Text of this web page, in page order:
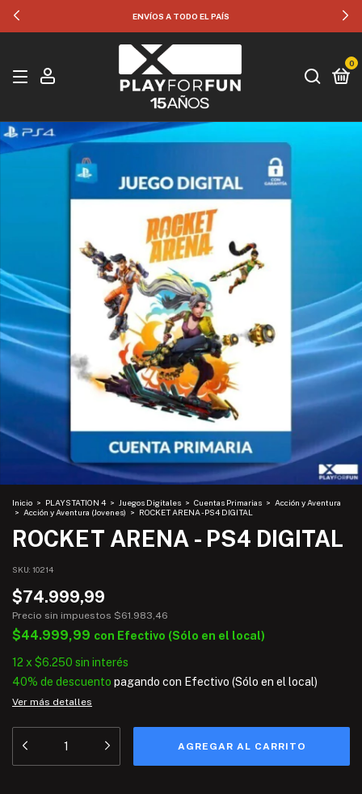
ENVÍOS A TODO EL PAÍS
0
Inicio > PLAYSTATION 4 > Juegos Digitales > Cuentas Primarias > Acción y Aventura
> Acción y Aventura (Jovenes) > ROCKET ARENA - PS4 DIGITAL
ROCKET ARENA - PS4 DIGITAL
SKU: 10214
$74.999,99
Precio sin impuestos $61.983,46
$44.999,99 con Efectivo (Sólo en el local)
12 x $6.250 sin interés
40% de descuento pagando con Efectivo (Sólo en el local)
Ver más detalles